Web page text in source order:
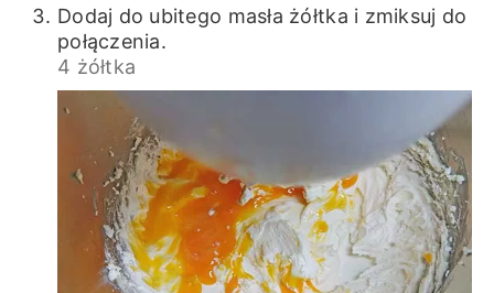
Dodaj do ubitego masła żółtka i zmiksuj do
połączenia.
4 żółtka